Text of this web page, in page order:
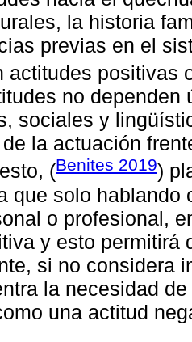
la historia
previas en el
actitudes positivas
no dependen
sociales y
la actuación
(Benites 2019)
que solo hablando
o profesional,
y esto permitirá
si no considera
la necesidad
una actitud